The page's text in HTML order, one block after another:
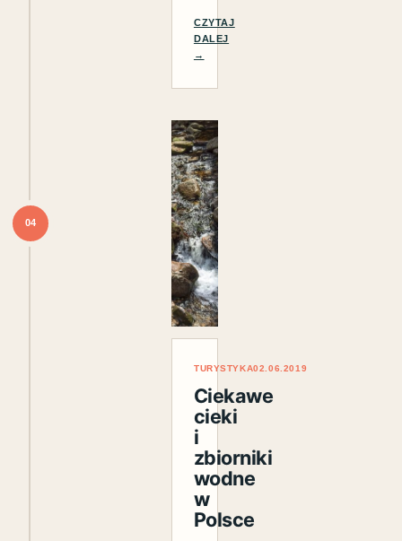
CZYTAJ
DALEJ
→
04
TURYSTYKA02.06.2019
Ciekawe
cieki
i
zbiorniki
wodne
w
Polsce